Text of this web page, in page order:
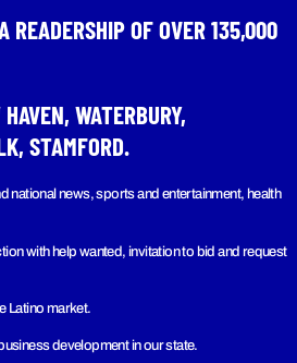
READERSHIP OF OVER 135,000
WATERBURY,
STAMFORD.
national news, sports and entertainment, health
with help wanted, invitation to bid and request
Latino market.
development in our state.